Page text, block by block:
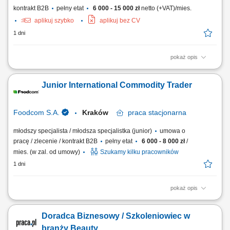
kontrakt B2B pełny etat 6 000 - 15 000 złnetto (+VAT)/mies.
aplikuj szybko
aplikuj bez CV
1 dni
pokaż opis
aktywne rozwijanie sieci klientów na powierzonym obszarze, sprzedaż
organizowanie prezentacji oraz szkoleń produktowych, utrzymywanie
Junior International Commodity Trader
Foodcom S.A. Kraków praca stacjonarna
młodszy specjalista / młodsza specjalistka (junior)
umowa o
pracę / zlecenie / kontrakt B2B
pełny etat 6 000 - 8 000 zł/
mies. (w zal. od umowy)
Szukamy kilku pracowników
1 dni
pokaż opis
Obowiązki: Nawiązywanie relacji handlowych z Klientami B2B na
Nadzorowanie procesu sprzedaży towaru do klienta; Utrzymywanie
dobrych relacji z dostawcami i Klientami; Badanie źródeł nowych
Doradca Biznesowy / Szkoleniowiec w
branży Beauty